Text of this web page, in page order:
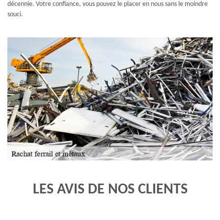
décennie. Votre confiance, vous pouvez le placer en nous sans le moindre
souci.
LES AVIS DE NOS CLIENTS